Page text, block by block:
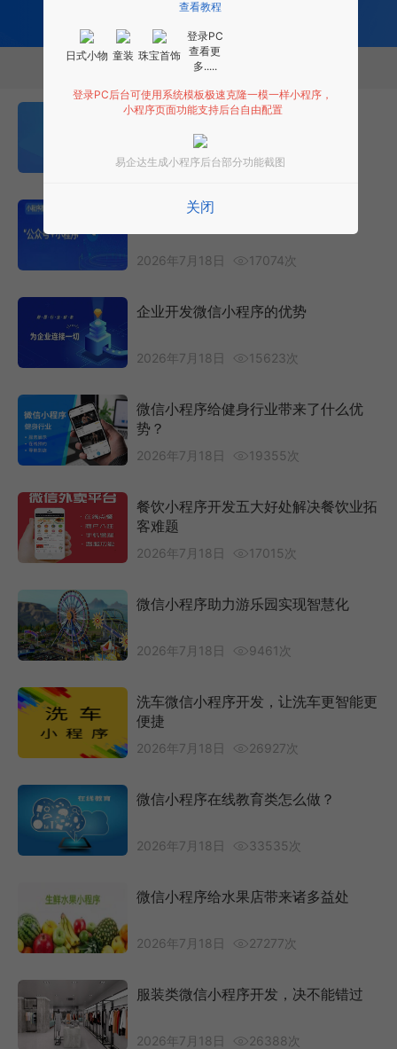
相关推荐
H5跳转到微信小程序的三种方式
2026年7月18日 10682次
微信小程序开发的推广方式
2026年7月18日 17074次
企业开发微信小程序的优势
2026年7月18日 15623次
微信小程序给健身行业带来了什么优
势？
2026年7月18日 19355次
餐饮小程序开发五大好处解决餐饮业拓
客难题
2026年7月18日 17015次
微信小程序助力游乐园实现智慧化
2026年7月18日 9461次
洗车微信小程序开发，让洗车更智能更
便捷
2026年7月18日 26927次
微信小程序在线教育类怎么做？
2026年7月18日 33535次
微信小程序给水果店带来诸多益处
2026年7月18日 27277次
服装类微信小程序开发，决不能错过
2026年7月18日 26388次
查看教程
日式小物 童装 珠宝首饰
登录PC
查看更
多.....
登录PC后台可使用系统模板极速克隆一模一样小程序，
小程序页面功能支持后台自由配置
易企达生成小程序后台部分功能截图
关闭